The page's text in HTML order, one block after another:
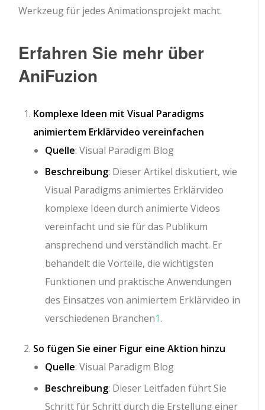
Werkzeug für jedes Animationsprojekt macht.
Erfahren Sie mehr über
AniFuzion
Komplexe Ideen mit Visual Paradigms
animiertem Erklärvideo vereinfachen
Quelle: Visual Paradigm Blog
Beschreibung: Dieser Artikel diskutiert, wie
Visual Paradigms animiertes Erklärvideo
komplexe Ideen durch animierte Videos
vereinfacht und sie für das Publikum
ansprechend und verständlich macht. Er
behandelt die Vorteile, die wichtigsten
Funktionen und praktische Anwendungen
des Einsatzes von animiertem Erklärvideo in
verschiedenen Branchen1.
So fügen Sie einer Figur eine Aktion hinzu
Quelle: Visual Paradigm Blog
Beschreibung: Dieser Leitfaden führt Sie
Schritt für Schritt durch die Erstellung einer